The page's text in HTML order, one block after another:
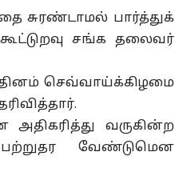
சுரண்டாமல் பார்த்துக்
சங்க தலைவர்
செவ்வாய்க்கிழமை
வருகின்ற
வேண்டுமென